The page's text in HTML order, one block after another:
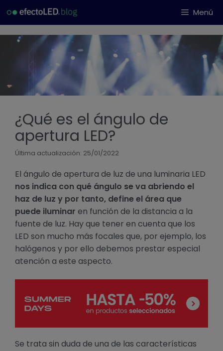
Menú
¿Qué es el ángulo de
apertura LED?
Última actualización: 25/01/2022
El ángulo de apertura de luz de una luminaria LED
nos indica con qué ángulo se va abriendo el
haz de luz y por tanto, define el área que
puede iluminar en función de la distancia a la
fuente de luz. Hay que tener en cuenta que los
LED son mucho más focales que, por ejemplo, los
halógenos y por ello debemos prestar especial
atención a este aspecto.
Se trata sin duda de una de las características